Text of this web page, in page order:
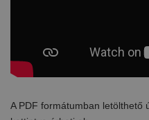
A PDF formátumban letölthető